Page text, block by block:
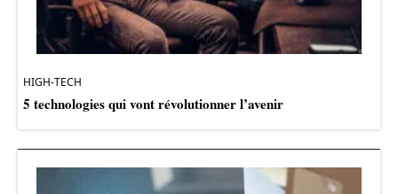
HIGH-TECH
5 technologies qui vont révolutionner l’avenir